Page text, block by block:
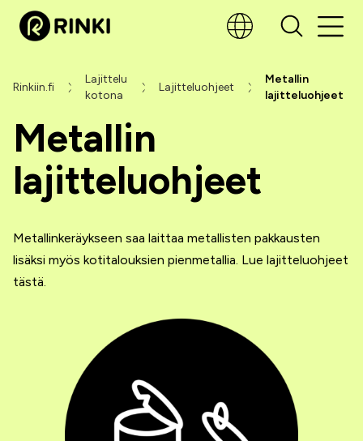
Rinkiin.fi
Lajittelu
kotona
Lajitteluohjeet
Metallin
lajitteluohjeet
Metallin
lajitteluohjeet
Metallinkeräykseen saa laittaa metallisten pakkausten
lisäksi myös kotitalouksien pienmetallia. Lue lajitteluohjeet
tästä.